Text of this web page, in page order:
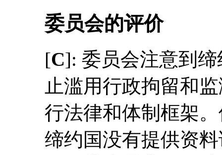
委员会的评价
[C]: 委员会注意到
止滥用行政拘留和
行法律和体制框架
缔约国没有提供资